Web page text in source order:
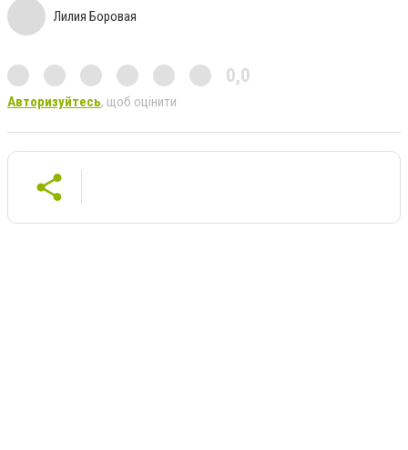
Лилия Боровая
0,0
Авторизуйтесь, щоб оцінити